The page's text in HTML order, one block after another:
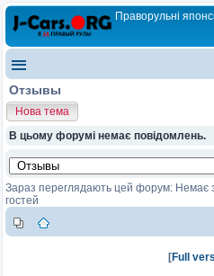
Праворульні
Отзывы
Нова тема
В цьому форумі немає повідомлень.
Зараз переглядають цей форум: Немає
гостей
[Full